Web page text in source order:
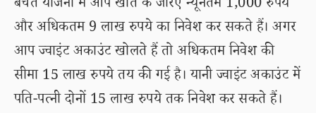
बचत योजना में आप खाते के जरिए न्यूनतम 1,000 रुपये
और अधिकतम 9 लाख रुपये का निवेश कर सकते हैं। अगर
आप ज्वाइंट अकाउंट खोलते हैं तो अधिकतम निवेश की
सीमा 15 लाख रुपये तय की गई है। यानी ज्वाइंट अकाउंट में
पति-पत्नी दोनों 15 लाख रुपये तक निवेश कर सकते हैं।